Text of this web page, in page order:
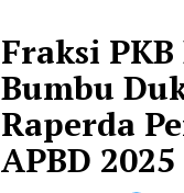
Fraksi
Bumbu
Raperda
APBD